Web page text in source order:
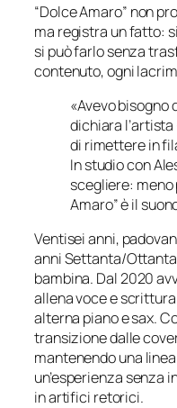
“Dolce Amaro” non
ma registra un fatto:
si può farlo senza
contenuto, ogni
«Avevo bisogno
dichiara
di rimettere in
In studio con
scegliere: meno
Amaro” è il
Ventisei anni,
anni Settanta/
bambina. Dal 2020
allena voce e
alterna piano e sax.
transizione dalle
mantenendo una
un’esperienza senza
in artifici retorici.